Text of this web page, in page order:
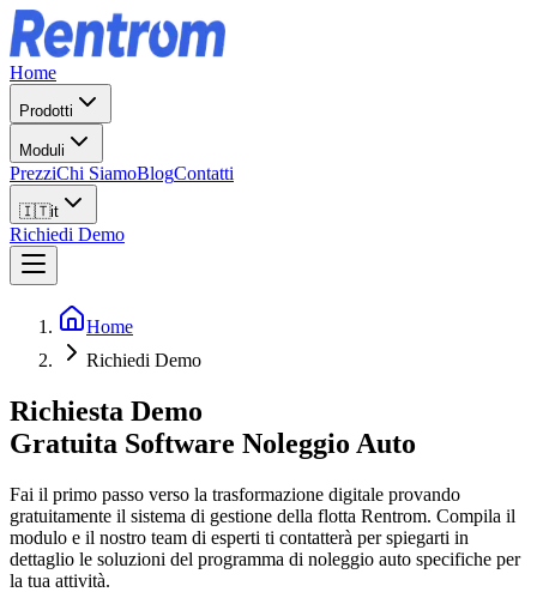
Home
Prodotti
Moduli
PrezziChi SiamoBlogContatti
🇮🇹it
Richiedi Demo
Home
Richiedi Demo
Richiesta Demo
Gratuita Software Noleggio Auto
Fai il primo passo verso la trasformazione digitale provando
gratuitamente il sistema di gestione della flotta Rentrom. Compila il
modulo e il nostro team di esperti ti contatterà per spiegarti in
dettaglio le soluzioni del programma di noleggio auto specifiche per
la tua attività.